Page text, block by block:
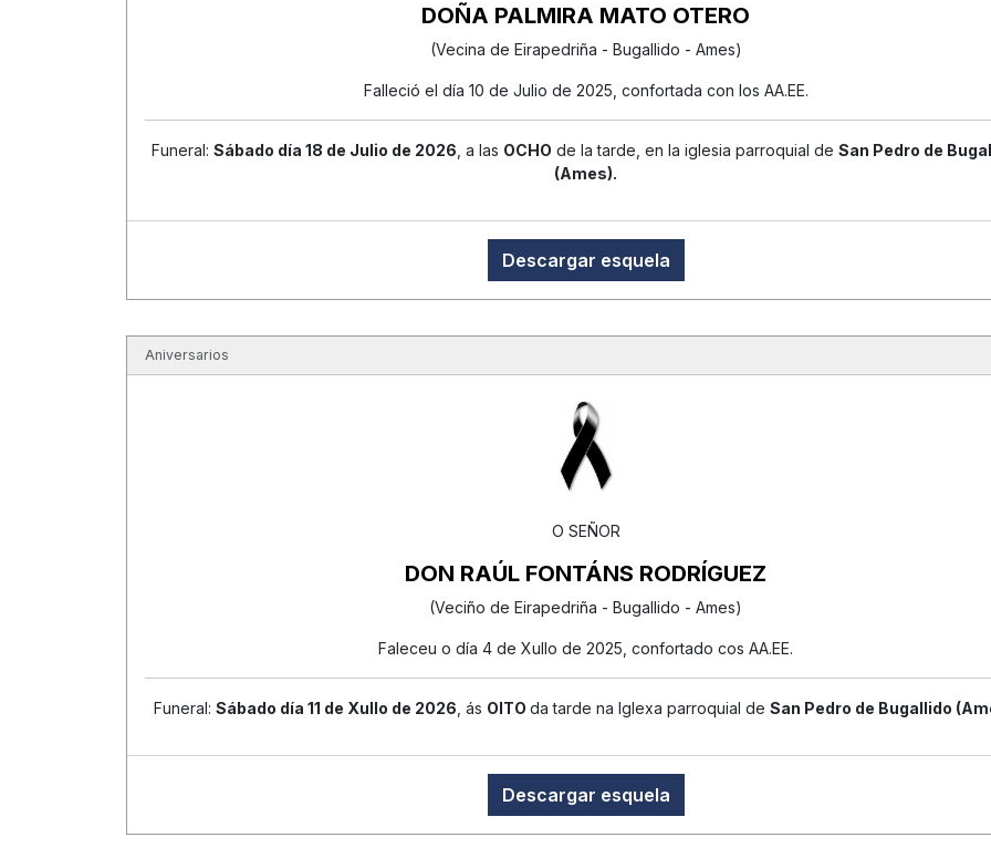
DOÑA PALMIRA MATO OTERO
(Vecina de Eirapedriña - Bugallido - Ames)
Falleció el día 10 de Julio de 2025, confortada con los AA.EE.
Funeral: Sábado día 18 de Julio de 2026 , a las OCHO de la tarde, en la iglesia parroquial de San Pedro de
(Ames).
Descargar esquela
Aniversarios
O SEÑOR
DON RAÚL FONTÁNS RODRÍGUEZ
(Veciño de Eirapedriña - Bugallido - Ames)
Faleceu o día 4 de Xullo de 2025, confortado cos AA.EE.
Funeral: Sábado día 11 de Xullo de 2026 , ás OITO da tarde na Iglexa parroquial de San Pedro de Bugallido
Descargar esquela